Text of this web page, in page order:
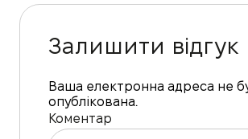
Залишити відгук
Ваша електронна адреса не
опублікована.
Коментар